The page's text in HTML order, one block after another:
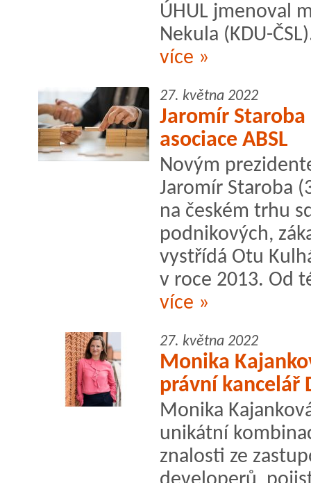
ÚHUL jmenoval
Nekula (KDU-
více »
27. května 2022
Jaromír
asociace ABSL
Novým
Jaromír Staroba
na českém trhu
podnikových,
vystřídá Otu
v roce 2013. Od
více »
27. května 2022
Monika
právní kancelář
Monika
unikátní
znalosti ze